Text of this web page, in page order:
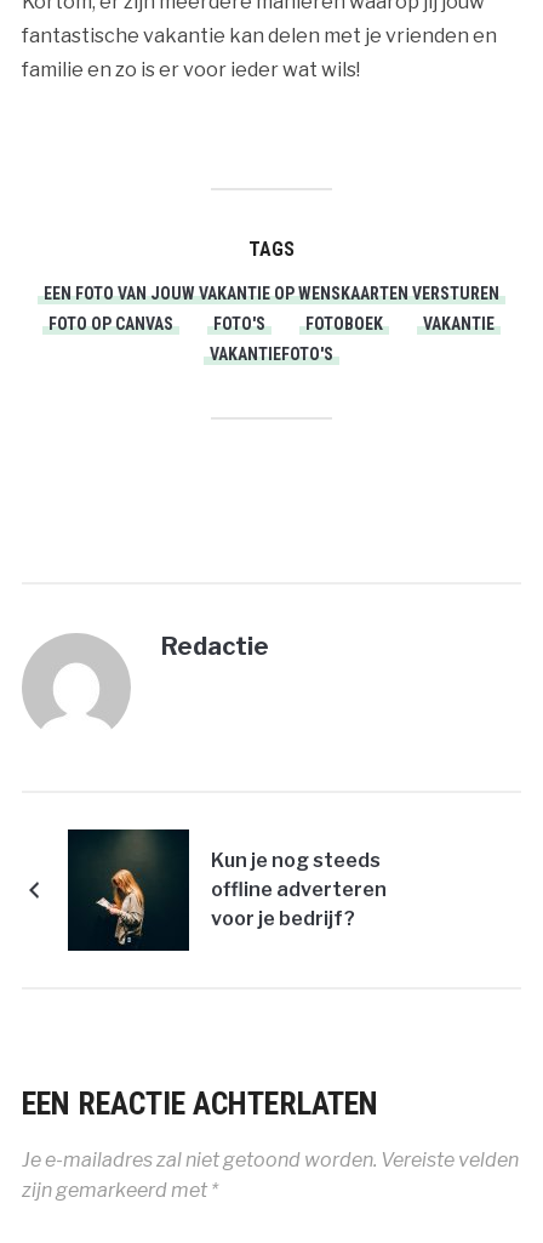
fantastische vakantie kan delen met je vrienden en
familie en zo is er voor ieder wat wils!
TAGS
EEN FOTO VAN JOUW VAKANTIE OP WENSKAARTEN VERSTUREN
FOTO OP CANVAS
FOTO'S FOTOBOEK
VAKANTIE
VAKANTIEFOTO'S
Redactie
Kun je nog steeds
offline adverteren
voor je bedrijf?
EEN REACTIE ACHTERLATEN
Je e-mailadres zal niet getoond worden. Vereiste velden
zijn gemarkeerd met *